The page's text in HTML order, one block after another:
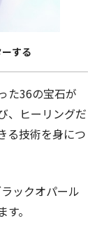
する
た36の宝石が
、ヒーリングだ
る技術を身につ
ックオパール
。